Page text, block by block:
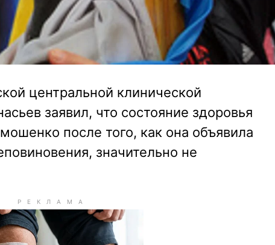
центральной клинической
заявил, что состояние здоровья
после того, как она объявила
значительно не